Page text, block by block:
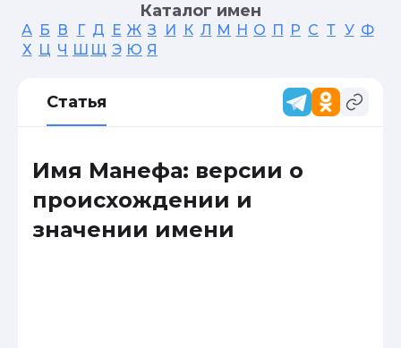
Каталог имен
А Б В Г Д Е Ж З И К Л М Н О П Р С Т У Ф
Х Ц Ч Ш Щ Э Ю Я
Статья
Имя Манефа: версии о
происхождении и
значении имени